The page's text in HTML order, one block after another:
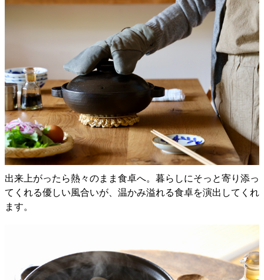
出来上がったら熱々のまま食卓へ。暮らしにそっと寄り添っ
てくれる優しい風合いが、温かみ溢れる食卓を演出してくれ
ます。